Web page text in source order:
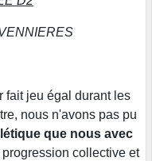
fait jeu égal durant les
nous n'avons pas pu
que nous avec
progression collective et